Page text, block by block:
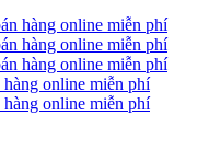
hàng online miễn phí
hàng online miễn phí
hàng online miễn phí
online miễn phí
online miễn phí